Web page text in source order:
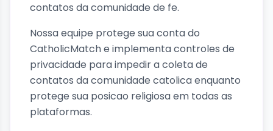
contatos da comunidade de fe.
Nossa equipe protege sua conta do
CatholicMatch e implementa controles de
privacidade para impedir a coleta de
contatos da comunidade catolica enquanto
protege sua posicao religiosa em todas as
plataformas.